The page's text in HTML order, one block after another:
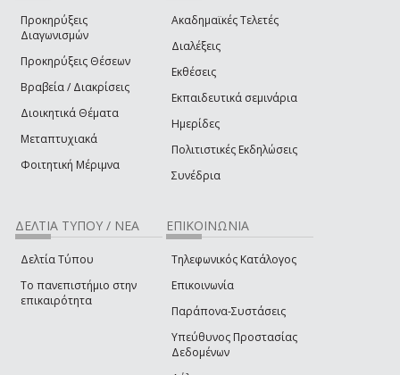
Προκηρύξεις
Διαγωνισμών
Προκηρύξεις Θέσεων
Βραβεία / Διακρίσεις
Διοικητικά Θέματα
Μεταπτυχιακά
Φοιτητική Μέριμνα
Ακαδημαϊκές Τελετές
Διαλέξεις
Εκθέσεις
Εκπαιδευτικά σεμινάρια
Ημερίδες
Πολιτιστικές Εκδηλώσεις
Συνέδρια
ΔΕΛΤΙΑ ΤΥΠΟΥ / ΝΕΑ
Δελτία Τύπου
Το πανεπιστήμιο στην
επικαιρότητα
ΕΠΙΚΟΙΝΩΝΙΑ
Τηλεφωνικός Κατάλογος
Επικοινωνία
Παράπονα-Συστάσεις
Υπεύθυνος Προστασίας
Δεδομένων